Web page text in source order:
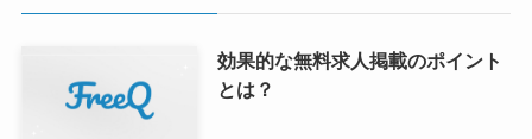
効果的な無料求人掲載のポイント
とは？